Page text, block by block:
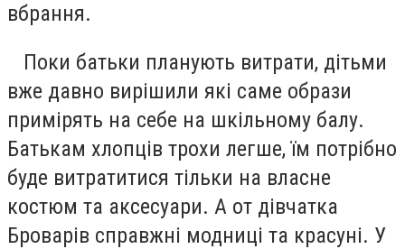
вбрання.
Поки батьки планують витрати, дітьми
вже давно вирішили які саме образи
примірять на себе на шкільному балу.
Батькам хлопців трохи легше, їм потрібно
буде витратитися тільки на власне
костюм та аксесуари. А от дівчатка
Броварів справжні модниці та красуні. У